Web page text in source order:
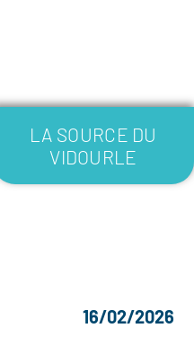
LA SOURCE DU
VIDOURLE
16/02/2026